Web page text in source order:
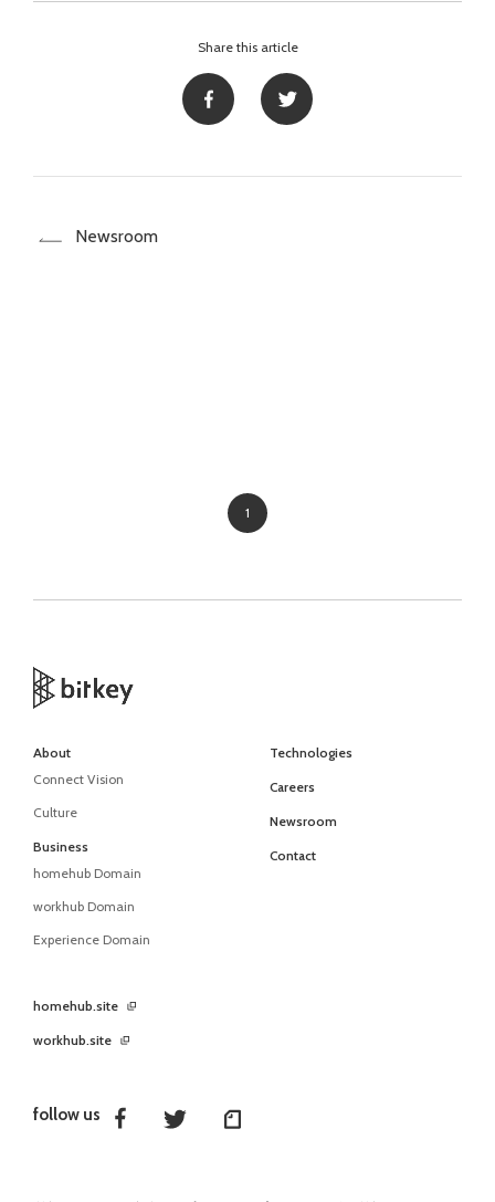
Share this article
Newsroom
1
follow us
About
Connect Vision
Culture
Business
homehub Domain
workhub Domain
Experience Domain
Technologies
Careers
Newsroom
Contact
homehub.site
workhub.site